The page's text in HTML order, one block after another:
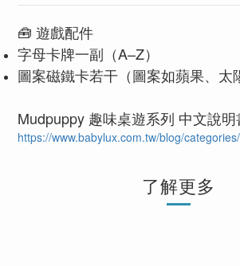
🧰 遊戲配件
字母卡牌一副（A–Z）
圖案磁鐵卡若干（圖案如蘋果、太
Mudpuppy 趣味桌遊系列 中文說明
https://www.babylux.com.tw/blog/
了解更多